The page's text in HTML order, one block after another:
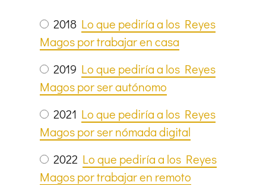
2018 Lo que pediría a los Reyes
Magos por trabajar en casa
2019 Lo que pediría a los Reyes
Magos por ser autónomo
2021 Lo que pediría a los Reyes
Magos por ser nómada digital
2022 Lo que pediría a los Reyes
Magos por trabajar en remoto